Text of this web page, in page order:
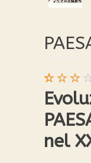
3.00
su 5
su
base
di
1
nel